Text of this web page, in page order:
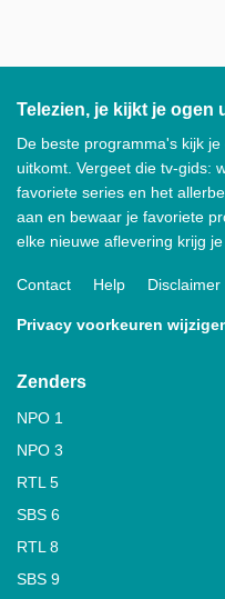
Telezien, je kijkt je ogen
De beste programma's kijk
uitkomt. Vergeet die tv-gids:
favoriete series en het
aan en bewaar je favoriete
elke nieuwe aflevering krijg
Contact Help Disclaimer
Privacy voorkeuren
Zenders
NPO 1
NPO 3
RTL 5
SBS 6
RTL 8
SBS 9